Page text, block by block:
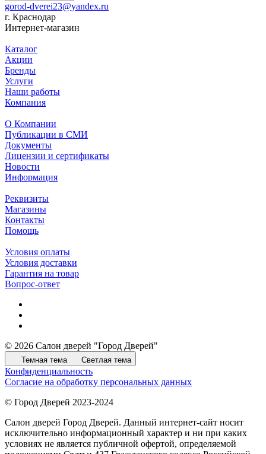
gorod-dverei23@yandex.ru
г. Краснодар
Интернет-магазин
Каталог
Акции
Бренды
Услуги
Наши работы
Компания
О Компании
Публикации в СМИ
Документы
Лицензии и сертификаты
Новости
Информация
Реквизиты
Магазины
Контакты
Помощь
Условия оплаты
Условия доставки
Гарантия на товар
Вопрос-ответ
© 2026 Салон дверей "Город Дверей"
Темная тема Светлая тема
Конфиденциальность
Согласие на обработку персональных данных
© Город Дверей 2023-2024
Салон дверей Город Дверей. Данный интернет-сайт носит
исключительно информационный характер и ни при каких
условиях не является публичной офертой, определяемой